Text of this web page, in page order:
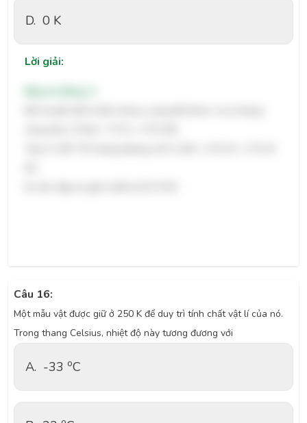
D. 0 K
Lời giải:
Câu 16:
Một mẫu vật được giữ ở 250 K để duy trì tính chất vật lí của nó.
Trong thang Celsius, nhiệt độ này tương đương với
A. -33 oC